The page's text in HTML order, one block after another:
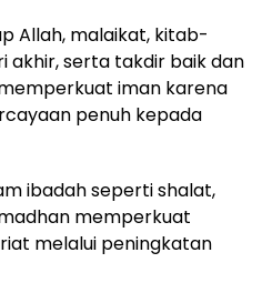
Allah, malaikat, kitab-
akhir, serta takdir baik dan
iman karena
penuh kepada
ibadah seperti shalat,
memperkuat
melalui peningkatan